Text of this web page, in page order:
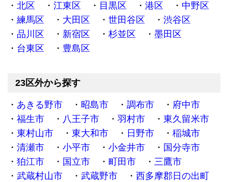
北区
江東区 目黒区 港区
中野区
練馬区
大田区 世田谷区
渋谷区
品川区
新宿区 杉並区
墨田区
台東区
豊島区
23区外から探す
あきる野市 昭島市 調布市
府中市
福生市
八王子市 羽村市
東久留米市
東村山市
東大和市 日野市
稲城市
清瀬市
小平市 小金井市
国分寺市
狛江市
国立市 町田市
三鷹市
武蔵村山市
武蔵野市
西多摩郡日の出町